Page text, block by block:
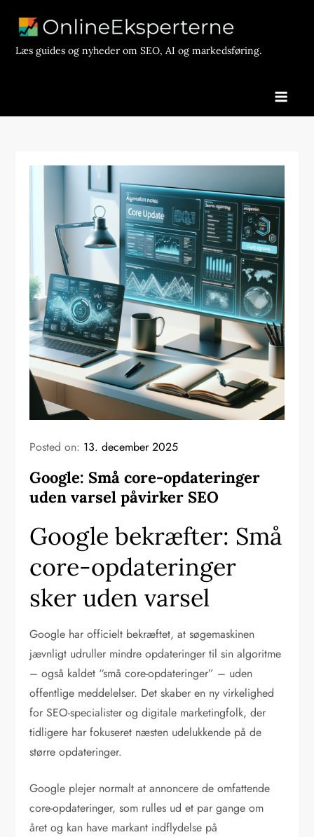
contentLæs guides og nyheder om SEO, AI og markedsføring.
Posted on: 13. december 2025
Google: Små core-opdateringer
uden varsel påvirker SEO
Google bekræfter: Små
core-opdateringer
sker uden varsel
Google har officielt bekræftet, at søgemaskinen
jævnligt udruller mindre opdateringer til sin algoritme
– også kaldet “små core-opdateringer” – uden
offentlige meddelelser. Det skaber en ny virkelighed
for SEO-specialister og digitale marketingfolk, der
tidligere har fokuseret næsten udelukkende på de
større opdateringer.
Google plejer normalt at annoncere de omfattende
core-opdateringer, som rulles ud et par gange om
året og kan have markant indflydelse på